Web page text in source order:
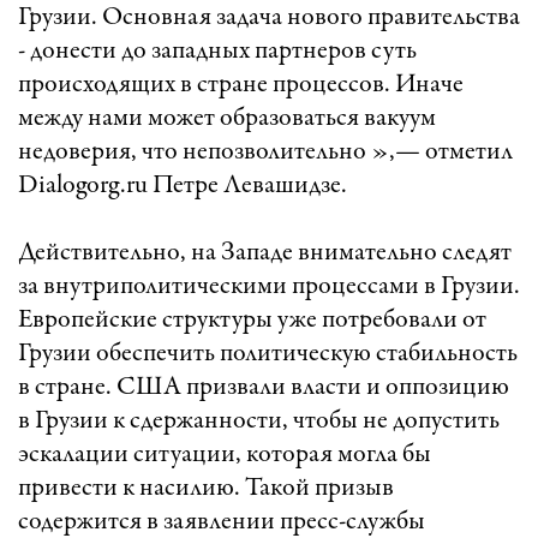
Грузии. Основная задача нового правительства
- донести до западных партнеров суть
происходящих в стране процессов. Иначе
между нами может образоваться вакуум
недоверия, что непозволительно »,— отметил
Dialogorg.ru Петре Левашидзе.
Действительно, на Западе внимательно следят
за внутриполитическими процессами в Грузии.
Европейские структуры уже потребовали от
Грузии обеспечить политическую стабильность
в стране. США призвали власти и оппозицию
в Грузии к сдержанности, чтобы не допустить
эскалации ситуации, которая могла бы
привести к насилию. Такой призыв
содержится в заявлении пресс-службы